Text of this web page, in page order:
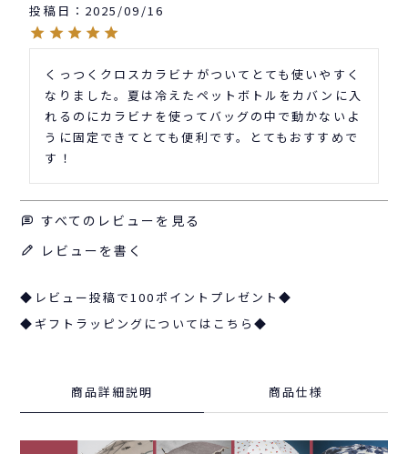
投稿日 2025/09/16
くっつくクロスカラビナがついてとても使いやすく
なりました。夏は冷えたペットボトルをカバンに入
れるのにカラビナを使ってバッグの中で動かないよ
うに固定できてとても便利です。とてもおすすめで
す！
すべてのレビューを見る
レビューを書く
◆レビュー投稿で100ポイントプレゼント◆
◆ギフトラッピングについてはこちら◆
商品詳細説明 商品仕様